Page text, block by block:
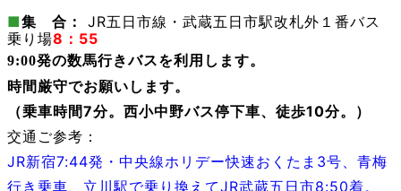
■集 合：
JR五日市線・武蔵五日市駅改札外１番バス
乗り場8：55
9:00発の数馬行きバスを利用します。
時間厳守でお願いします。
（乗車時間7分。西小中野バス停下車、徒歩10分。）
交通ご参考：
JR新宿7:44発・中央線ホリデー快速おくたま3号、青梅
行き乗車、立川駅で乗り換えてJR武蔵五日市8:50着。